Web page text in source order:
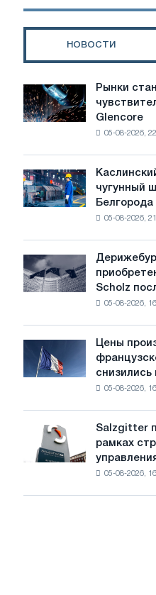
Youmet
НОВОСТИ
Рынки
становятся
все
потрясениям:
Glencore
Рынки
Glencore
05-08-2026,
Каслинский
завод
изготовил
для
Белгорода
чугунный
Белгорода
05-08-2026,
Дерижебур
завершает
приобретение
после
одобрения
Scholz
05-08-2026,
Цены
производителей
во
0,6%
2026
Цены
снизились
05-08-2026,
Salzgitter
продает
Klöckner
Salzgitter
рамках
05-08-2026,